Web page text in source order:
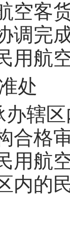
空客
调完
用航
处
区
合格
用航
内的